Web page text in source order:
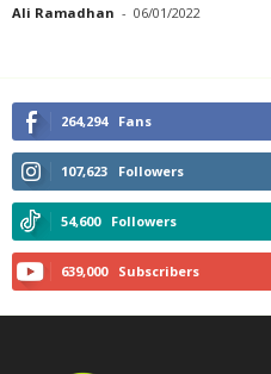
Ali Ramadhan - 06/01/2022
264,294 Fans
107,623 Followers
54,600 Followers
639,000 Subscribers